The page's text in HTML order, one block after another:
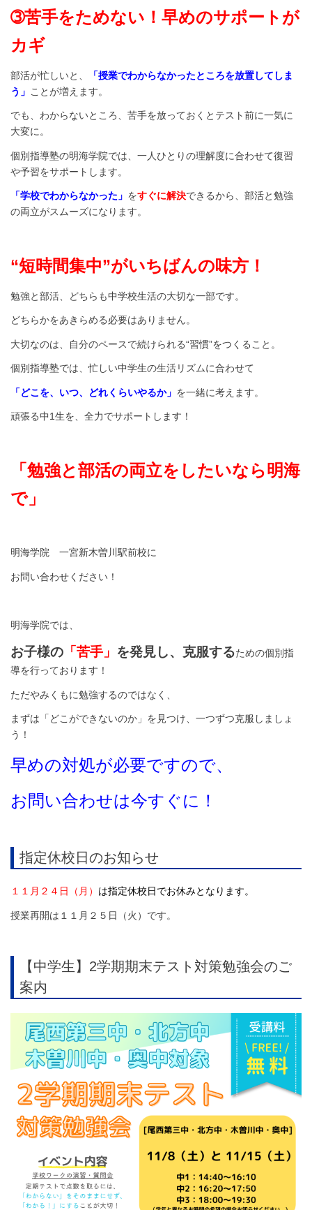
➂苦手をためない！早めのサポートが
カギ
部活が忙しいと、
「授業でわからなかったところを放置してしま
う」 ことが増えます。
でも、わからないところ、苦手を放っておくとテスト前に一気に
大変に。
個別指導塾の明海学院では、一人ひとりの理解度に合わせて復習
や予習をサポートします。
「学校でわからなかった」 をすぐに解決できるから、部活と勉強
の両立がスムーズになります。
“短時間集中”がいちばんの味方！
勉強と部活、どちらも中学校生活の大切な一部です。
どちらかをあきらめる必要はありません。
大切なのは、自分のペースで続けられる“習慣”をつくること。
個別指導塾では、忙しい中学生の生活リズムに合わせて
「どこを、いつ、どれくらいやるか」 を一緒に考えます。
頑張る中1生を、全力でサポートします！
「勉強と部活の両立をしたいなら明海
で」
明海学院 一宮新木曽川駅前校に
お問い合わせください！
明海学院では、
お子様の 「苦手」 を発見し、克服するための個別指
導を行っております！
ただやみくもに勉強するのではなく、
まずは「どこができないのか」を見つけ、一つずつ克服しましょ
う！
早めの対処が必要ですので、
お問い合わせは今すぐに！
指定休校日のお知らせ
１１月２４日（月） は指定休校日でお休みとなります。
授業再開は１１月２５日（火）です。
【中学生】2学期期末テスト対策勉強会のご
案内